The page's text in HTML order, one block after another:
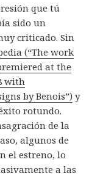
que tú
sido un
criticado. Sin
(“The work
at the
with
by Benois”) y
rotundo.
de la
algunos de
el estreno, lo
a las